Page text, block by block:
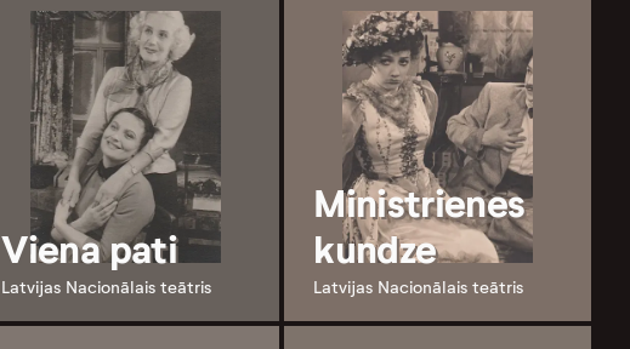
Viena pati
Latvijas Nacionālais teātris
Ministrienes
kundze
Latvijas Nacionālais teātris